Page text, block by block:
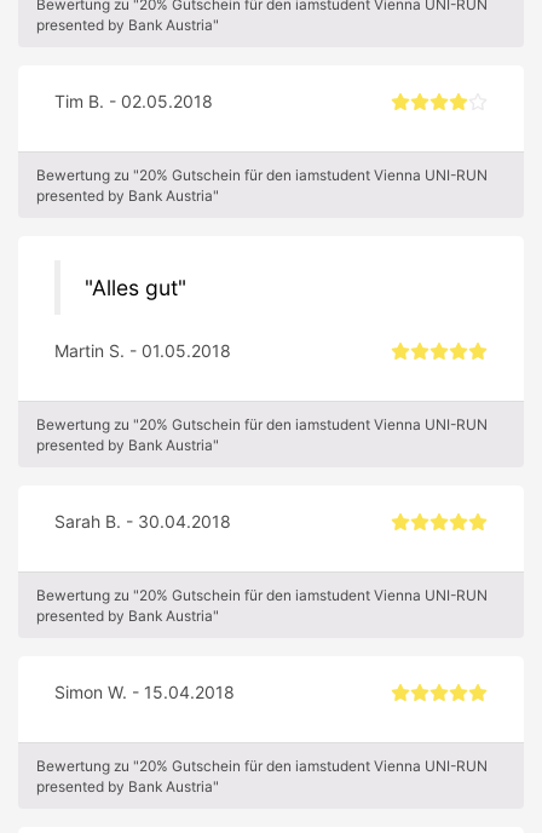
Bewertung zu "20% Gutschein für den iamstudent Vienna UNI-RUN
presented by Bank Austria"
Tim B. - 02.05.2018
Bewertung zu "20% Gutschein für den iamstudent Vienna UNI-RUN
presented by Bank Austria"
Alles gut
Martin S. - 01.05.2018
Bewertung zu "20% Gutschein für den iamstudent Vienna UNI-RUN
presented by Bank Austria"
Sarah B. - 30.04.2018
Bewertung zu "20% Gutschein für den iamstudent Vienna UNI-RUN
presented by Bank Austria"
Simon W. - 15.04.2018
Bewertung zu "20% Gutschein für den iamstudent Vienna UNI-RUN
presented by Bank Austria"